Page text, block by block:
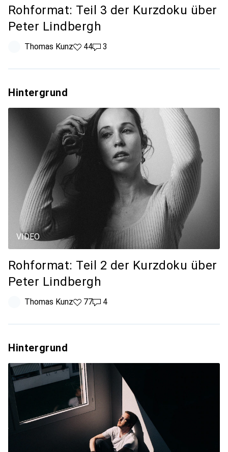
Rohformat: Teil 3 der Kurzdoku über
Peter Lindbergh
Thomas Kunz44 Likes
443 Kommentare
3
Hintergrund
VIDEO
Rohformat: Teil 2 der Kurzdoku über
Peter Lindbergh
Thomas Kunz77 Likes
774 Kommentare
4
Hintergrund